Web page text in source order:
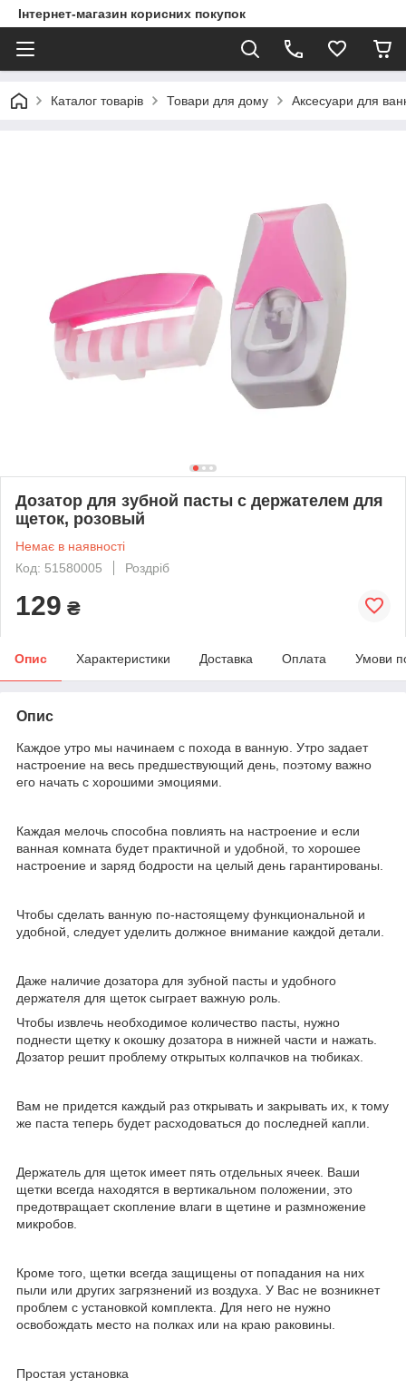
Інтернет-магазин корисних покупок
Каталог товарів Товари для дому Аксесуари для
Дозатор для зубной пасты с держателем для
щеток, розовый
Немає в наявності
Код: 51580005
Роздріб
129 ₴
Опис Характеристики Доставка Оплата Умови
Опис
Каждое утро мы начинаем с похода в ванную. Утро задает
настроение на весь предшествующий день, поэтому важно
его начать с хорошими эмоциями.
Каждая мелочь способна повлиять на настроение и если
ванная комната будет практичной и удобной, то хорошее
настроение и заряд бодрости на целый день гарантированы.
Чтобы сделать ванную по-настоящему функциональной и
удобной, следует уделить должное внимание каждой детали.
Даже наличие дозатора для зубной пасты и удобного
держателя для щеток сыграет важную роль.
Чтобы извлечь необходимое количество пасты, нужно
поднести щетку к окошку дозатора в нижней части и нажать.
Дозатор решит проблему открытых колпачков на тюбиках.
Вам не придется каждый раз открывать и закрывать их, к тому
же паста теперь будет расходоваться до последней капли.
Держатель для щеток имеет пять отдельных ячеек. Ваши
щетки всегда находятся в вертикальном положении, это
предотвращает скопление влаги в щетине и размножение
микробов.
Кроме того, щетки всегда защищены от попадания на них
пыли или других загрязнений из воздуха. У Вас не возникнет
проблем с установкой комплекта. Для него не нужно
освобождать место на полках или на краю раковины.
Простая установка